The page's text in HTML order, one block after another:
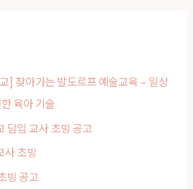
] 찾아가는 발도르프 예술교육 – 일상
육아 기술
담임 교사 초빙 공고
사 초빙
빙 공고